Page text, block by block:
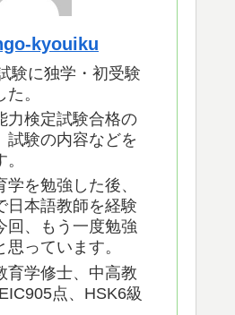
kyouiku
験に独学・初受験
。
力検定試験合格の
試験の内容などを
を勉強した後、
日本語教師を経験
回、もう一度勉強
思っています。
育学修士、中高教
点、HSK6級